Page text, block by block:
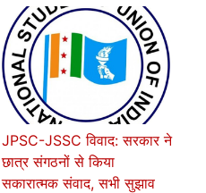
JPSC-JSSC विवाद: सरकार ने
छात्र संगठनों से किया
सकारात्मक संवाद, सभी सुझाव